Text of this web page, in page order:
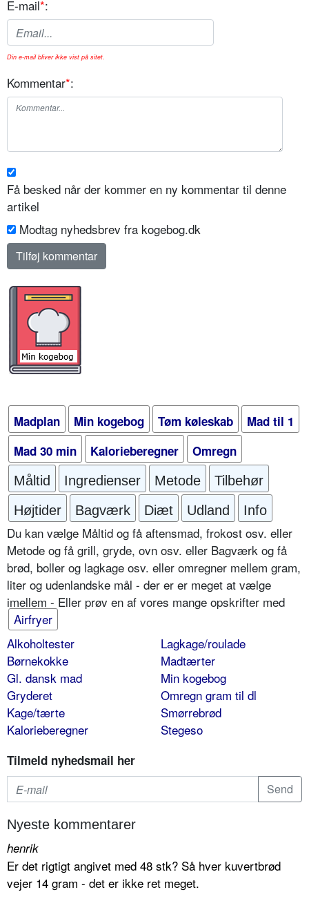
E-mail*:
Din e-mail bliver ikke vist på sitet.
Kommentar*:
Få besked når der kommer en ny kommentar til denne
artikel
Modtag nyhedsbrev fra kogebog.dk
Madplan Min kogebog Tøm køleskab
Mad til 1
Mad 30 min
Kalorieberegner Omregn
Måltid Ingredienser Metode
Tilbehør
Højtider
Bagværk Diæt Udland Info
Du kan vælge Måltid og få aftensmad, frokost osv. eller
Metode og få grill, gryde, ovn osv. eller Bagværk og få
brød, boller og lagkage osv. eller omregner mellem gram,
liter og udenlandske mål - der er er meget at vælge
imellem - Eller prøv en af vores mange opskrifter med
Airfryer
Alkoholtester
Børnekokke
Gl. dansk mad
Gryderet
Kage/tærte
Kalorieberegner
Lagkage/roulade
Madtærter
Min kogebog
Omregn gram til dl
Smørrebrød
Stegeso
Tilmeld nyhedsmail her
Nyeste kommentarer
henrik
Er det rigtigt angivet med 48 stk? Så hver kuvertbrød
vejer 14 gram - det er ikke ret meget.